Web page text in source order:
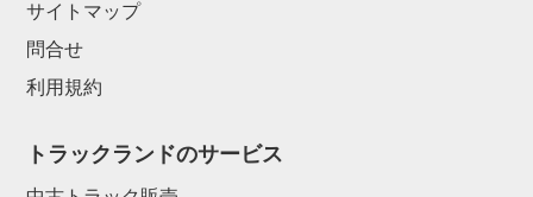
サイトマップ
問合せ
利用規約
トラックランドのサービス